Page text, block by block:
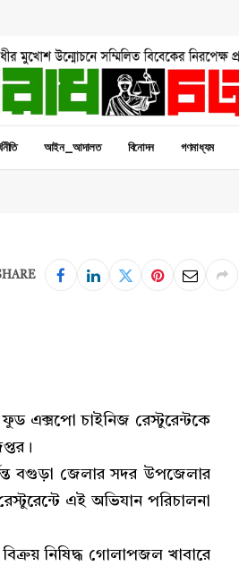
আইন_আদালত বিনোদন গণমাধ্যম
ফুড এক্সপো চাইনিজ রেস্টুরেন্টকে
বগুড়া জেলার সদর উপজেলার
এই অভিযান পরিচালনা
বিক্রয় নিষিদ্ধ গোলাপজল খাবারে